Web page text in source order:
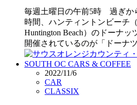
毎週土曜日の午前5時 過ぎか
時間、ハンティントンビーチ
Huntington Beach）のドーナ
開催されているのが「ドーナ
2022/11/6
CAR
CLASSIX